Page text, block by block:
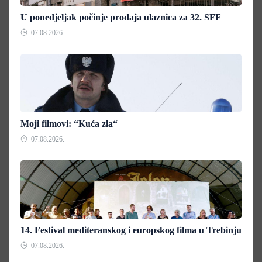
U ponedjeljak počinje prodaja ulaznica za 32. SFF
07.08.2026.
Moji filmovi: “Kuća zla“
07.08.2026.
14. Festival mediteranskog i europskog filma u Trebinju
07.08.2026.